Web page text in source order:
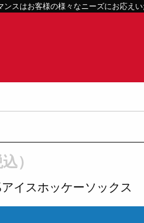
スはお客様の様々なニーズにお応えい
）
イスホッケーソックス